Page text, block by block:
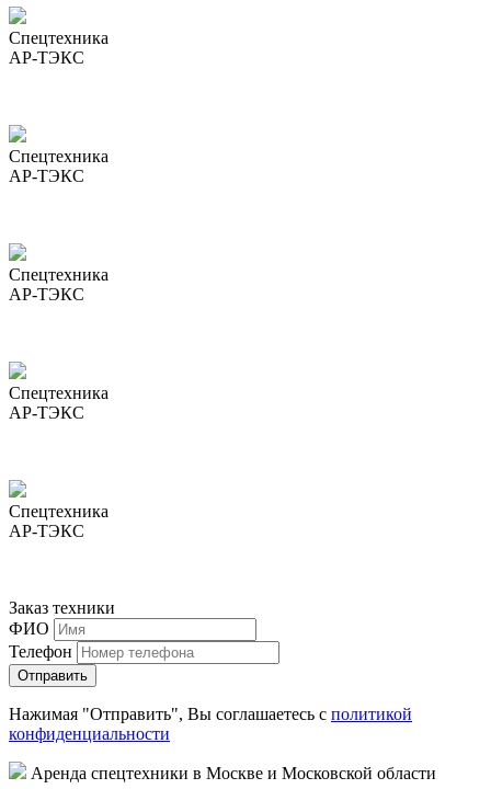
Спецтехника
АР-ТЭКС
Спецтехника
АР-ТЭКС
Спецтехника
АР-ТЭКС
Спецтехника
АР-ТЭКС
Спецтехника
АР-ТЭКС
Заказ техники
ФИО
Телефон
Нажимая "Отправить", Вы соглашаетесь с политикой
конфиденциальности
Аренда спецтехники в Москве и Московской области